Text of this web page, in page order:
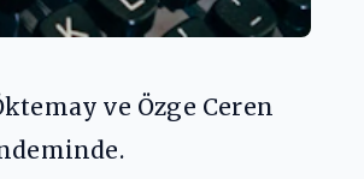
ve Özge Ceren